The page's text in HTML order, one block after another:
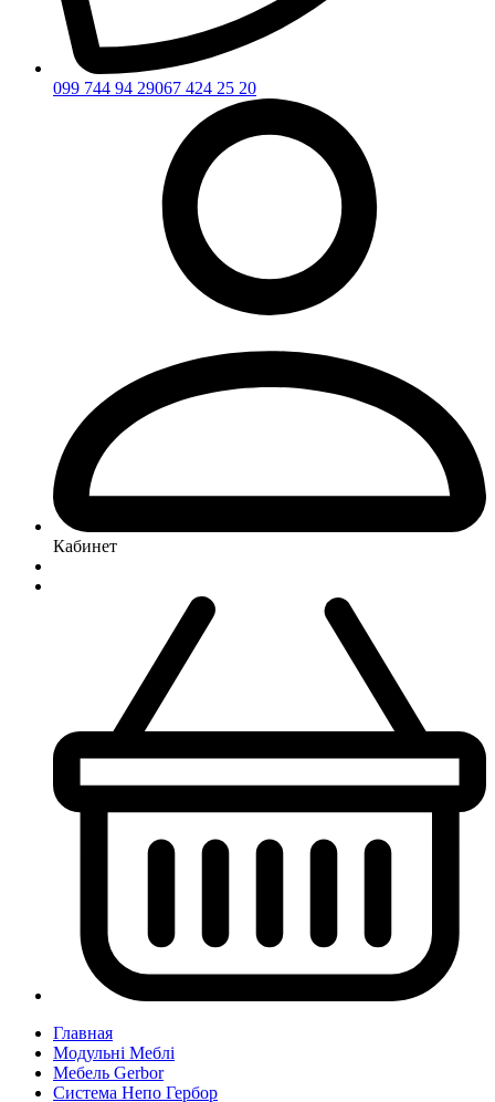
099 744 94 29067 424 25 20
Кабинет
Главная
Модульні Меблі
Мебель Gerbor
Cистема Непо Гербор